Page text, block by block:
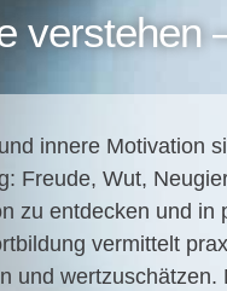
verstehen
inne­re Moti­va­ti­on
Freu­de, Wut,
zu ent­de­cken und in
ver­mit­telt
und